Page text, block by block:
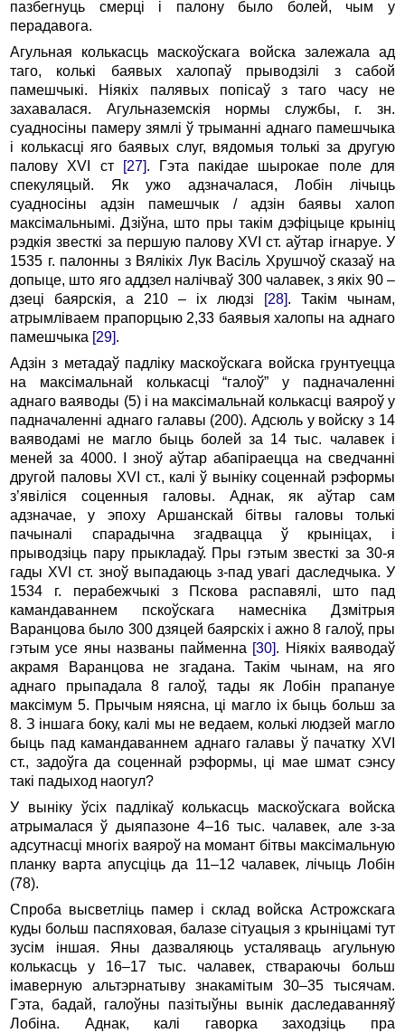
пазбегнуць смерці і палону было болей, чым у
перадавога.
Агульная колькасць маскоўскага войска залежала ад
таго, колькі баявых халопаў прыводзілі з сабой
памешчыкі. Ніякіх палявых попісаў з таго часу не
захавалася. Агульназемскія нормы службы, г. зн.
суадносіны памеру зямлі ў трыманні аднаго памешчыка
і колькасці яго баявых слуг, вядомыя толькі за другую
палову XVI ст
[27]. Гэта пакідае шырокае поле для
спекуляцый. Як ужо адзначалася, Лобін лічыць
суадносіны адзін памешчык / адзін баявы халоп
максімальнымі. Дзіўна, што пры такім дэфіцыце крыніц
рэдкія звесткі за першую палову XVI ст. аўтар ігнаруе. У
1535 г. палонны з Вялікіх Лук Васіль Хрушчоў сказаў на
допыце, што яго аддзел налічваў 300 чалавек, з якіх 90 –
дзеці баярскія, а 210 – іх людзі
[28]. Такім чынам,
атрымліваем прапорцыю 2,33 баявыя халопы на аднаго
памешчыка [29].
Адзін з метадаў падліку маскоўскага войска грунтуецца
на максімальнай колькасці “галоў” у падначаленні
аднаго ваяводы (5) і на максімальнай колькасці ваяроў у
падначаленні аднаго галавы (200). Адсюль у войску з 14
ваяводамі не магло быць болей за 14 тыс. чалавек і
меней за 4000. І зноў аўтар абапіраецца на сведчанні
другой паловы XVI ст., калі ў выніку соценнай рэформы
з’явіліся соценныя галовы. Аднак, як аўтар сам
адзначае, у эпоху Аршанскай бітвы галовы толькі
пачыналі спарадычна згадвацца ў крыніцах, і
прыводзіць пару прыкладаў. Пры гэтым звесткі за 30-я
гады XVI ст. зноў выпадаюць з-пад увагі даследчыка. У
1534 г. перабежчыкі з Пскова распавялі, што пад
камандаваннем пскоўскага намесніка Дзмітрыя
Варанцова было 300 дзяцей баярскіх і ажно 8 галоў, пры
гэтым усе яны названы пайменна [30]. Ніякіх ваяводаў
акрамя Варанцова не згадана. Такім чынам, на яго
аднаго прыпадала 8 галоў, тады як Лобін прапануе
максімум 5. Прычым няясна, ці магло іх быць больш за
8. З іншага боку, калі мы не ведаем, колькі людзей магло
быць пад камандаваннем аднаго галавы ў пачатку XVI
ст., задоўга да соценнай рэформы, ці мае шмат сэнсу
такі падыход наогул?
У выніку ўсіх падлікаў колькасць маскоўскага войска
атрымалася ў дыяпазоне 4–16 тыс. чалавек, але з-за
адсутнасці многіх ваяроў на момант бітвы максімальную
планку варта апусціць да 11–12 чалавек, лічыць Лобін
(78).
Спроба высветліць памер і склад войска Астрожскага
куды больш паспяховая, балазе сітуацыя з крыніцамі тут
зусім іншая. Яны дазваляюць усталяваць агульную
колькасць у 16–17 тыс. чалавек, ствараючы больш
імаверную альтэрнатыву знакамітым 30–35 тысячам.
Гэта, бадай, галоўны пазітыўны вынік даследаванняў
Лобіна. Аднак, калі гаворка заходзіць пра